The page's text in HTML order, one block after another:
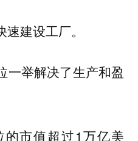
建设工厂。
一举解决了生产和盈
的市值超过1万亿美